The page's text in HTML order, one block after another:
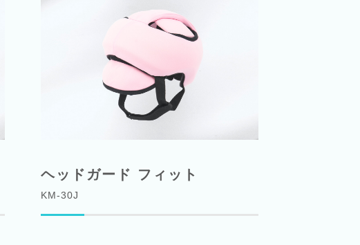
ヘッドガード フィット
KM-30J